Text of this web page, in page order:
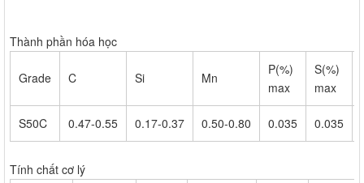
Thành phần hóa học
Grade C Si Mn
P(%)
max
S(%)
max
S50C 0.47-0.55 0.17-0.37 0.50-0.80 0.035 0.035
Tính chất cơ lý